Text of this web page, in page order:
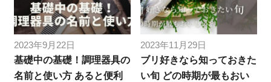
2023年9月22日
基礎中の基礎！調理器具の
名前と使い方 あると便利
2023年11月29日
ブリ好きなら知っておきた
い旬 どの時期が最もおい